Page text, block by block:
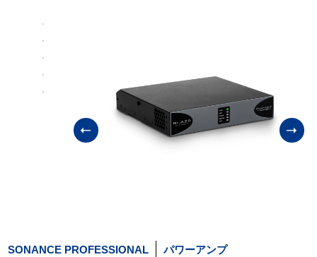
SONANCE PROFESSIONAL パワーアンプ